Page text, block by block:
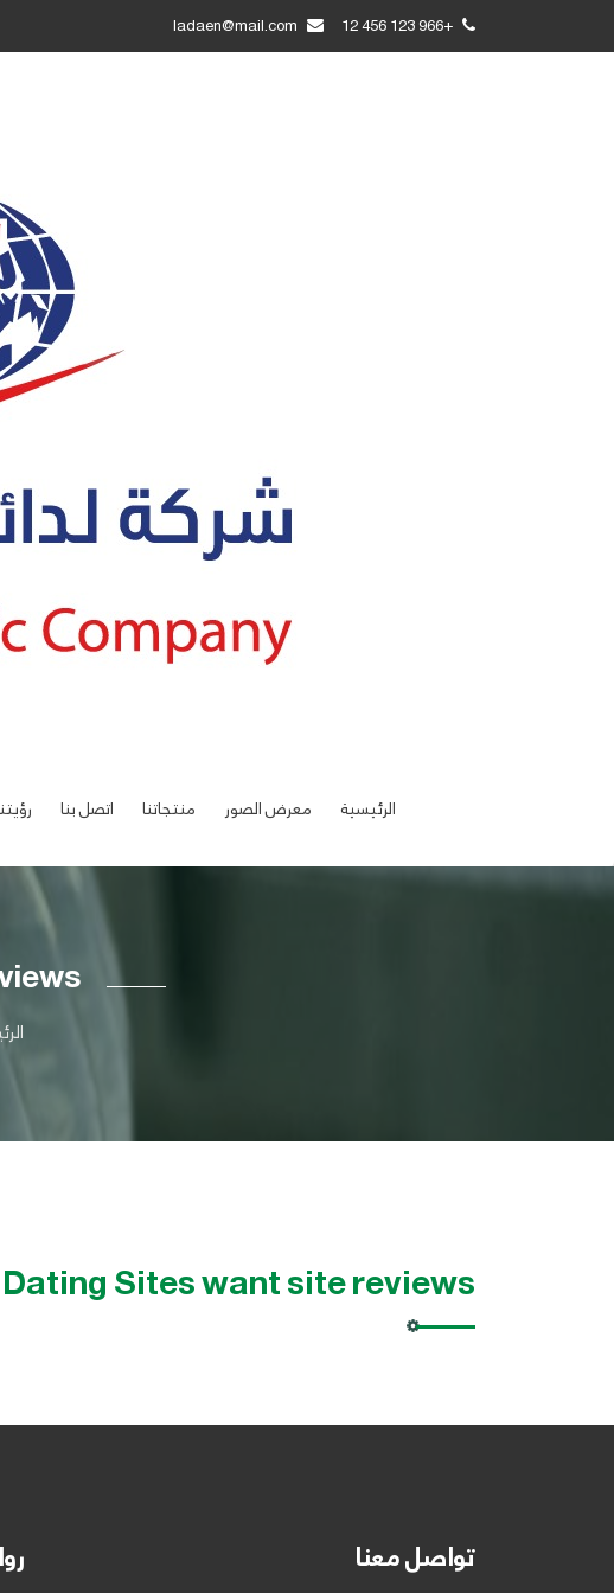
+966 123 456 12
الرئيسية معرض الصور منتجاتنا اتصل بنا
Sites want site reviews
تواصل معنا